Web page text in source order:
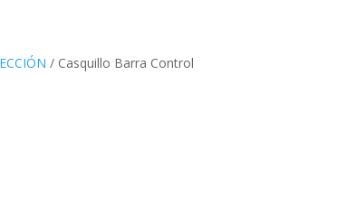
/ Casquillo Barra Control